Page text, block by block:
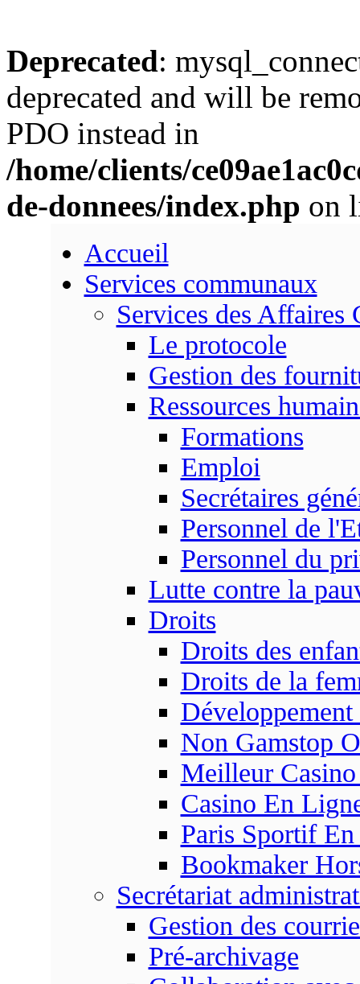
Deprecated:
deprecated and will be
PDO instead in
/home/clients/
de-donnees/index.php on
Accueil
Services communaux
Services des Affaires
Le protocole
Gestion des
Ressources
Formations
Emploi
Secrétaires
Personnel de
Personnel du
Lutte contre la
Droits
Droits des
Droits de la
Non Gamstop
Meilleur
Casino En
Paris Sportif
Bookmaker
Secrétariat
Gestion des
Pré-archivage